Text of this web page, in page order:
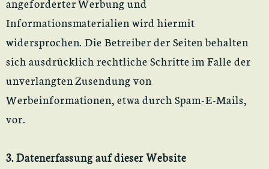
Informationsmaterialien wird hiermit
widersprochen. Die Betreiber der Seiten behalten
sich ausdrücklich rechtliche Schritte im Falle der
unverlangten Zusendung von
Werbeinformationen, etwa durch Spam-E-Mails,
vor.
3. Datenerfassung auf dieser Website